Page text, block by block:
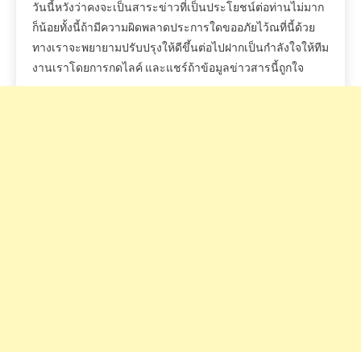
วันนี้หวังว่าคงจะเป็นสาระข่าวที่เป็นประโยชน์ต่อท่านไม่มาก
ก็น้อยทั้งนี้ถ้ามีความผิดพลาดประการใดขออภัยไว้ณที่นี้ด้วย
ทางเราจะพยายามปรับปรุงให้ดีขึ้นต่อไปฝากเป็นกำลังใจให้ทีม
งานเราโดยการกดไลค์ และแชร์ถ้าข้อมูลข่าวสารนี้ถูกใจ